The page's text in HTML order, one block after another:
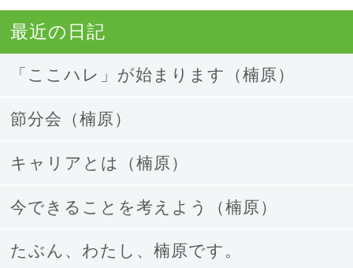
最近の日記
「ここハレ」が始まります（楠原）
節分会（楠原）
キャリアとは（楠原）
今できることを考えよう（楠原）
たぶん、わたし、楠原です。